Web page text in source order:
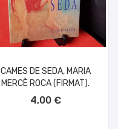
CAMES DE SEDA, MARIA
MERCÈ ROCA (FIRMAT).
4,00 €